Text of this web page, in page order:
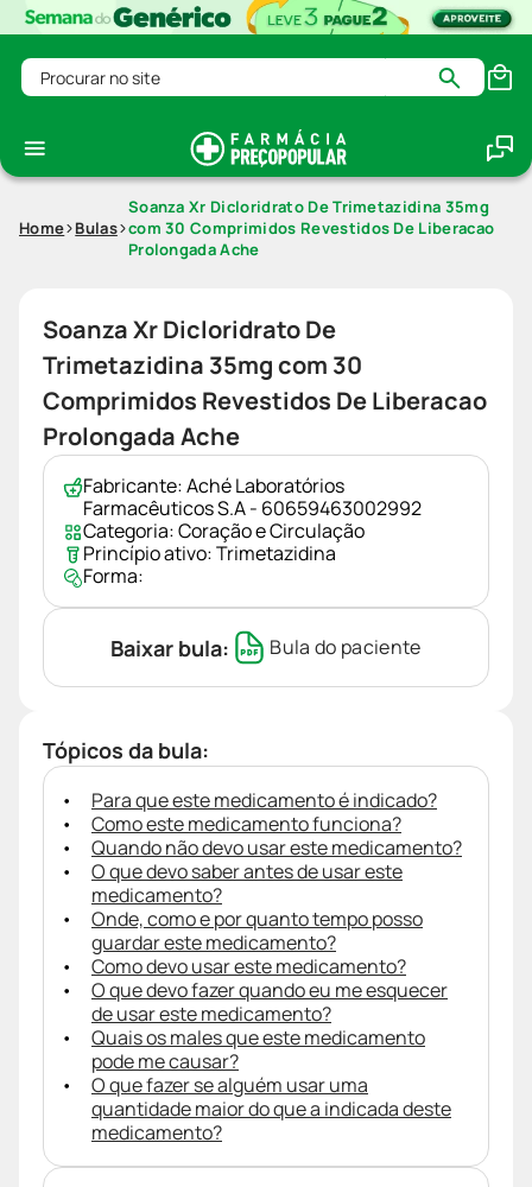
Procurar no site
Home Bulas
Soanza Xr Dicloridrato De Trimetazidina 35mg
com 30 Comprimidos Revestidos De Liberacao
Prolongada Ache
Soanza Xr Dicloridrato De
Trimetazidina 35mg com 30
Comprimidos Revestidos De Liberacao
Prolongada Ache
Fabricante:Aché Laboratórios
Farmacêuticos S.A - 60659463002992
Categoria:Coração e Circulação
Princípio ativo:Trimetazidina
Forma:
Baixar bula: Bula do paciente
Tópicos da bula:
Para que este medicamento é indicado?
Como este medicamento funciona?
Quando não devo usar este medicamento?
O que devo saber antes de usar este
medicamento?
Onde, como e por quanto tempo posso
guardar este medicamento?
Como devo usar este medicamento?
O que devo fazer quando eu me esquecer
de usar este medicamento?
Quais os males que este medicamento
pode me causar?
O que fazer se alguém usar uma
quantidade maior do que a indicada deste
medicamento?